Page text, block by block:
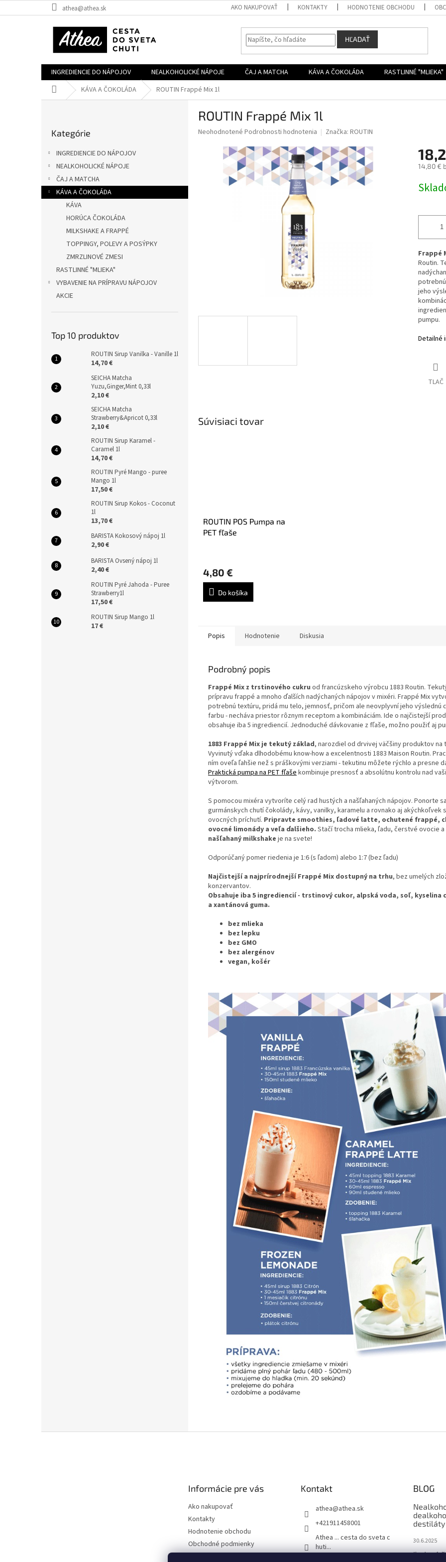
na
athea@athea.sk AKO NAKUPOVAŤ KONTAKTY HODNOTENIE OBCHODU
HĽADAŤ
INGREDIENCIE DO NÁPOJOV NEALKOHOLICKÉ NÁPOJE ČAJ A MATCHA KÁVA A ČOKOLÁDA RASTLINNÉ "MLIEKA"
DomovKÁVA A ČOKOLÁDA ROUTIN Frappé Mix 1l
kategórie
Kategórie
INGREDIENCIE DO NÁPOJOV
NEALKOHOLICKÉ NÁPOJE
ČAJ A MATCHA
KÁVA A ČOKOLÁDA
KÁVA
HORÚCA ČOKOLÁDA
MILKSHAKE A FRAPPÉ
TOPPINGY, POLEVY A POSÝPKY
ZMRZLINOVÉ ZMESI
RASTLINNÉ "MLIEKA"
VYBAVENIE NA PRÍPRAVU NÁPOJOV
AKCIE
Top 10 produktov
ROUTIN Sirup Vanilka - Vanille 1l
14,70 €
SEICHA Matcha
Yuzu,Ginger,Mint 0,33l
2,10 €
SEICHA Matcha
Strawberry&Apricot 0,33l
2,10 €
ROUTIN Sirup Karamel -
Caramel 1l
14,70 €
ROUTIN Pyré Mango - puree
Mango 1l
17,50 €
ROUTIN Sirup Kokos - Coconut
1l
13,70 €
BARISTA Kokosový nápoj 1l
2,90 €
BARISTA Ovsený nápoj 1l
2,40 €
ROUTIN Pyré Jahoda - Puree
Strawberry1l
17,50 €
ROUTIN Sirup Mango 1l
17 €
ROUTIN Frappé Mix 1l
Priemerné
produktu
Neohodnotené Podrobnosti hodnotenia Značka: ROUTIN
14,80 €
cena:
Frappé
Routin.
jeho
pumpu.
Detailné
TLAČ
Súvisiaci tovar
ROUTIN POS Pumpa na
PET fľaše
4,80 €
Do košíka
Popis Hodnotenie Diskusia
Podrobný popis
Frappé Mix z trstinového cukru od francúzskeho výrobcu 1883 Routin.
prípravu frappé a mnoho ďalších nadýchaných nápojov v mixéri. Frappé Mix
potrebnú textúru, pridá mu telo, jemnosť, pričom ale neovplyvní jeho výslednú
farbu - necháva priestor rôznym receptom a kombináciám. Ide o najčistejší
obsahuje iba 5 ingrediencií. Jednoduché dávkovanie z fľaše, možno použiť aj
1883 Frappé Mix je tekutý základ, narozdiel od drvivej väčšiny produktov na
Vyvinutý vďaka dlhodobému know-how a excelentnosti 1883 Maison Routin.
ním oveľa ľahšie než s práškovými verziami - tekutinu môžete rýchlo a presne
Praktická pumpa na PET fľašekombinuje presnosť a absolútnu kontrolu nad
výtvorom.
S pomocou mixéra vytvoríte celý rad hustých a našľahaných nápojov. Ponorte
gurmánskych chutí čokolády, kávy, vanilky, karamelu a rovnako aj akýchkoľvek
ovocných príchutí. Pripravte smoothies, ľadové latte, ochutené frappé,
ovocné limonády a veľa ďalšieho. Stačí trocha mlieka, ľadu, čerstvé ovocie a
našľahaný milkshake je na svete!
Odporúčaný pomer riedenia je 1:6 (s ľadom) alebo 1:7 (bez ľadu)
Najčistejší a najprírodnejší Frappé Mix dostupný na trhu, bez umelých
konzervantov.
Obsahuje iba 5 ingrediencií - trstinový cukor, alpská voda, soľ, kyselina
a xantánová guma.
bez mlieka
bez lepku
bez GMO
bez alergénov
vegan, košér
Informácie pre vás
Ako nakupovať
Kontakty
Hodnotenie obchodu
Obchodné podmienky
Kontakt
athea@athea.sk
+421911458001
Athea ... cesta do sveta c
huti...
BLOG
destiláty
30.6.2025
Ľadové